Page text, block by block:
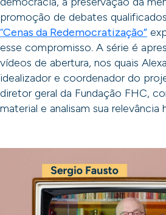
promoção de debates
“Cenas da Redemocratização”
esse compromisso. A série é
vídeos de abertura, nos quais
idealizador e coordenador do
diretor geral da Fundação FHC,
material e analisam sua relevância